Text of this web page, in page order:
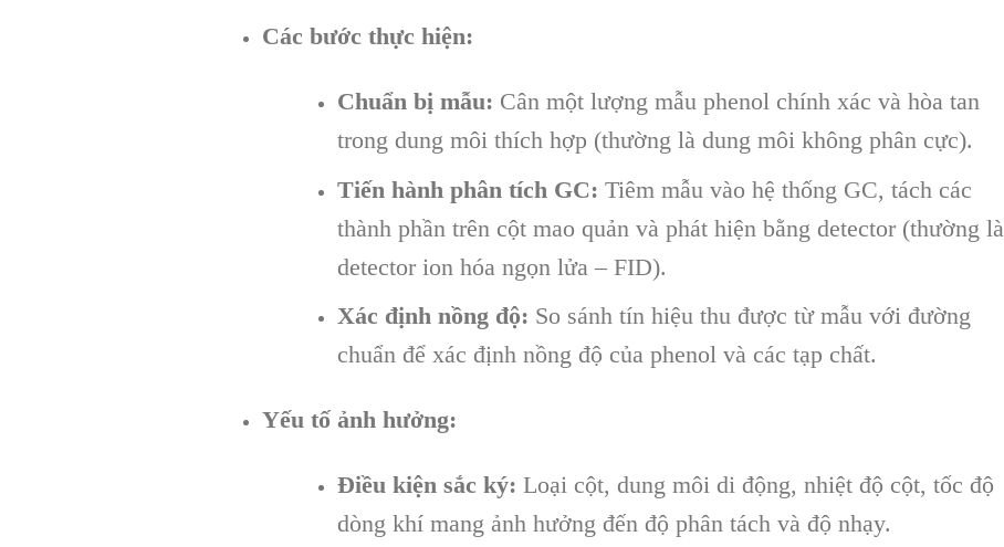
Các bước thực hiện:
Chuẩn bị mẫu: Cân một lượng mẫu phenol chính xác và hòa tan
trong dung môi thích hợp (thường là dung môi không phân cực).
Tiến hành phân tích GC: Tiêm mẫu vào hệ thống GC, tách các
thành phần trên cột mao quản và phát hiện bằng detector (thường là
detector ion hóa ngọn lửa – FID).
Xác định nồng độ: So sánh tín hiệu thu được từ mẫu với đường
chuẩn để xác định nồng độ của phenol và các tạp chất.
Yếu tố ảnh hưởng:
Điều kiện sắc ký: Loại cột, dung môi di động, nhiệt độ cột, tốc độ
dòng khí mang ảnh hưởng đến độ phân tách và độ nhạy.